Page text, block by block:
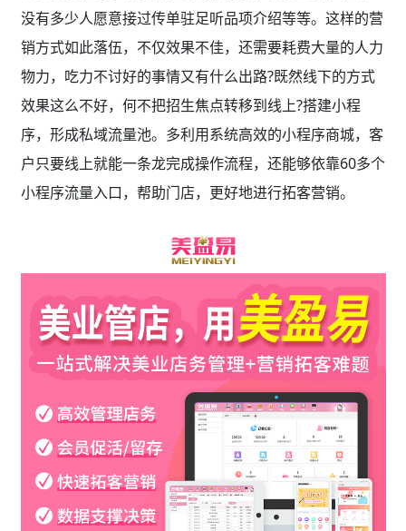
没有多少人愿意接过传单驻足听品项介绍等等。这样的营
销方式如此落伍，不仅效果不佳，还需要耗费大量的人力
物力，吃力不讨好的事情又有什么出路?既然线下的方式
效果这么不好，何不把招生焦点转移到线上?搭建小程
序，形成私域流量池。多利用系统高效的小程序商城，客
户只要线上就能一条龙完成操作流程，还能够依靠60多个
小程序流量入口，帮助门店，更好地进行拓客营销。